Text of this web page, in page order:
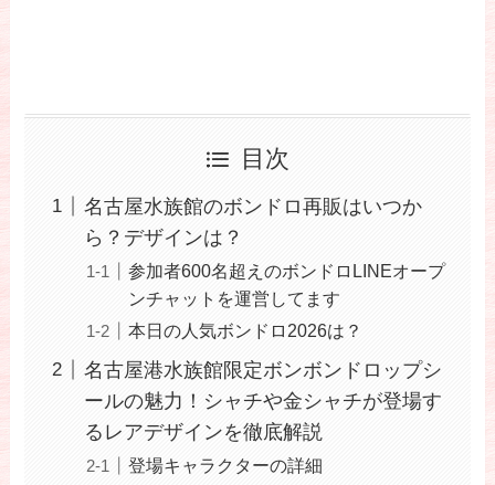
目次
名古屋水族館のボンドロ再販はいつか
ら？デザインは？
参加者600名超えのボンドロLINEオープ
ンチャットを運営してます
本日の人気ボンドロ2026は？
名古屋港水族館限定ボンボンドロップシ
ールの魅力！シャチや金シャチが登場す
るレアデザインを徹底解説
登場キャラクターの詳細